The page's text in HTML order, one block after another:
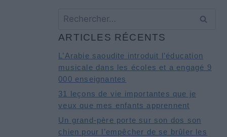
Rechercher :
ARTICLES RÉCENTS
L’Arabie saoudite introduit l’éducation
musicale dans les écoles et a engagé 9
000 enseignantes
31 leçons de vie importantes que je
veux que mes enfants apprennent
Un grand-père porte sur son dos son
chien pour l’empêcher de se brûler les